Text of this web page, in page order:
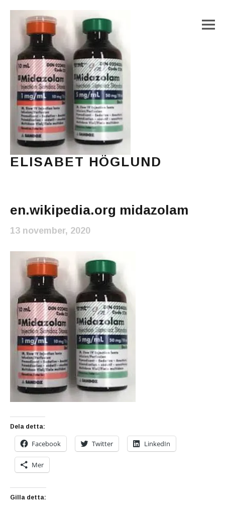
ELISABET HÖGLUND
en.wikipedia.org midazolam
13 november, 2020
Dela detta:
Facebook Twitter LinkedIn
Mer
Gilla detta: